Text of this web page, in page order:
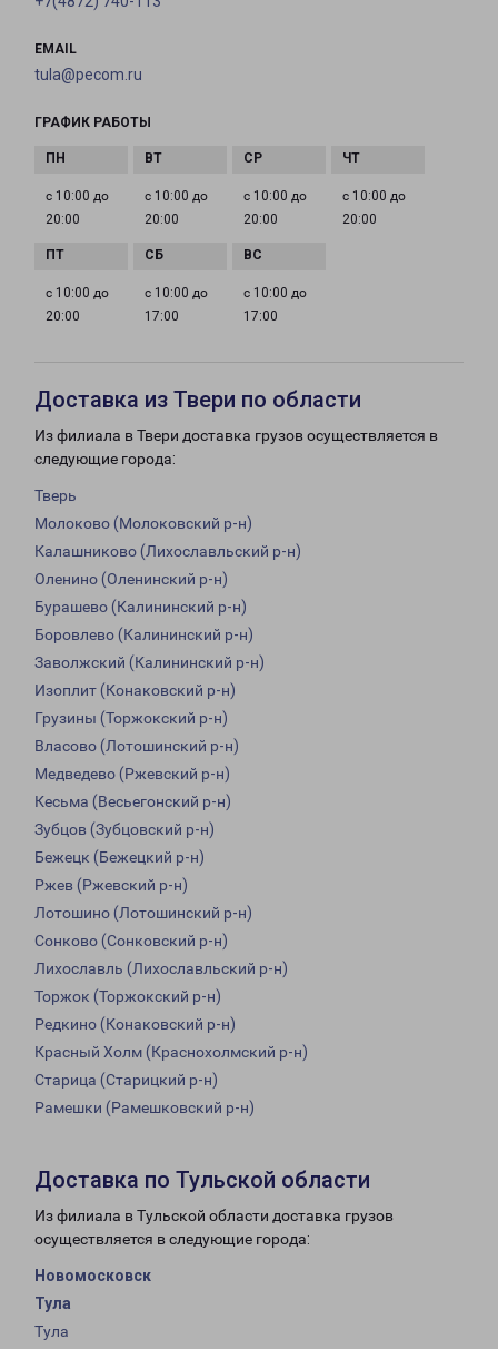
EMAIL
tula@pecom.ru
ГРАФИК РАБОТЫ
с 10:00 до
20:00
с 10:00 до
20:00
с 10:00 до
20:00
с 10:00 до
20:00
с 10:00 до
20:00
с 10:00 до
17:00
с 10:00 до
17:00
Доставка из Твери по области
Из филиала в Твери доставка грузов осуществляется в
следующие города:
Тверь
Молоково (Молоковский р-н)
Калашниково (Лихославльский р-н)
Оленино (Оленинский р-н)
Бурашево (Калининский р-н)
Боровлево (Калининский р-н)
Заволжский (Калининский р-н)
Изоплит (Конаковский р-н)
Грузины (Торжокский р-н)
Власово (Лотошинский р-н)
Медведево (Ржевский р-н)
Кесьма (Весьегонский р-н)
Зубцов (Зубцовский р-н)
Бежецк (Бежецкий р-н)
Ржев (Ржевский р-н)
Лотошино (Лотошинский р-н)
Сонково (Сонковский р-н)
Лихославль (Лихославльский р-н)
Торжок (Торжокский р-н)
Редкино (Конаковский р-н)
Красный Холм (Краснохолмский р-н)
Старица (Старицкий р-н)
Рамешки (Рамешковский р-н)
Доставка по Тульской области
Из филиала в Тульской области доставка грузов
осуществляется в следующие города:
Новомосковск
Тула
Тула